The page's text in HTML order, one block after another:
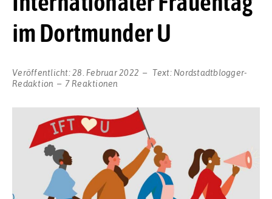
im Dortmunder U
Veröffentlicht:28. Februar 2022 Text: Nordstadtblogger-
Redaktion
7 Reaktionen